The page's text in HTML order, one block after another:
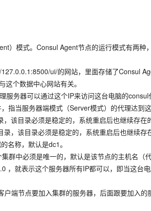
）模式。Consul Agent节点的运行模式有两
ui/的网站，里面存储了Consul
个数据中心网站有关。
服务器可以通过这个IP来访问这台电脑的consul
指当服务器端模式（Server模式）的代理达到
该目录必须是稳定的，系统重启后也继续存在
，该目录必须是稳定的，系统重启后也继续存
名称，默认是dc1。
群中必须是唯一的，默认是该节点的主机名（代
，就表示这个服务器所有IP都可以，即当这台
端节点要加入集群的服务器，后面跟要加入的